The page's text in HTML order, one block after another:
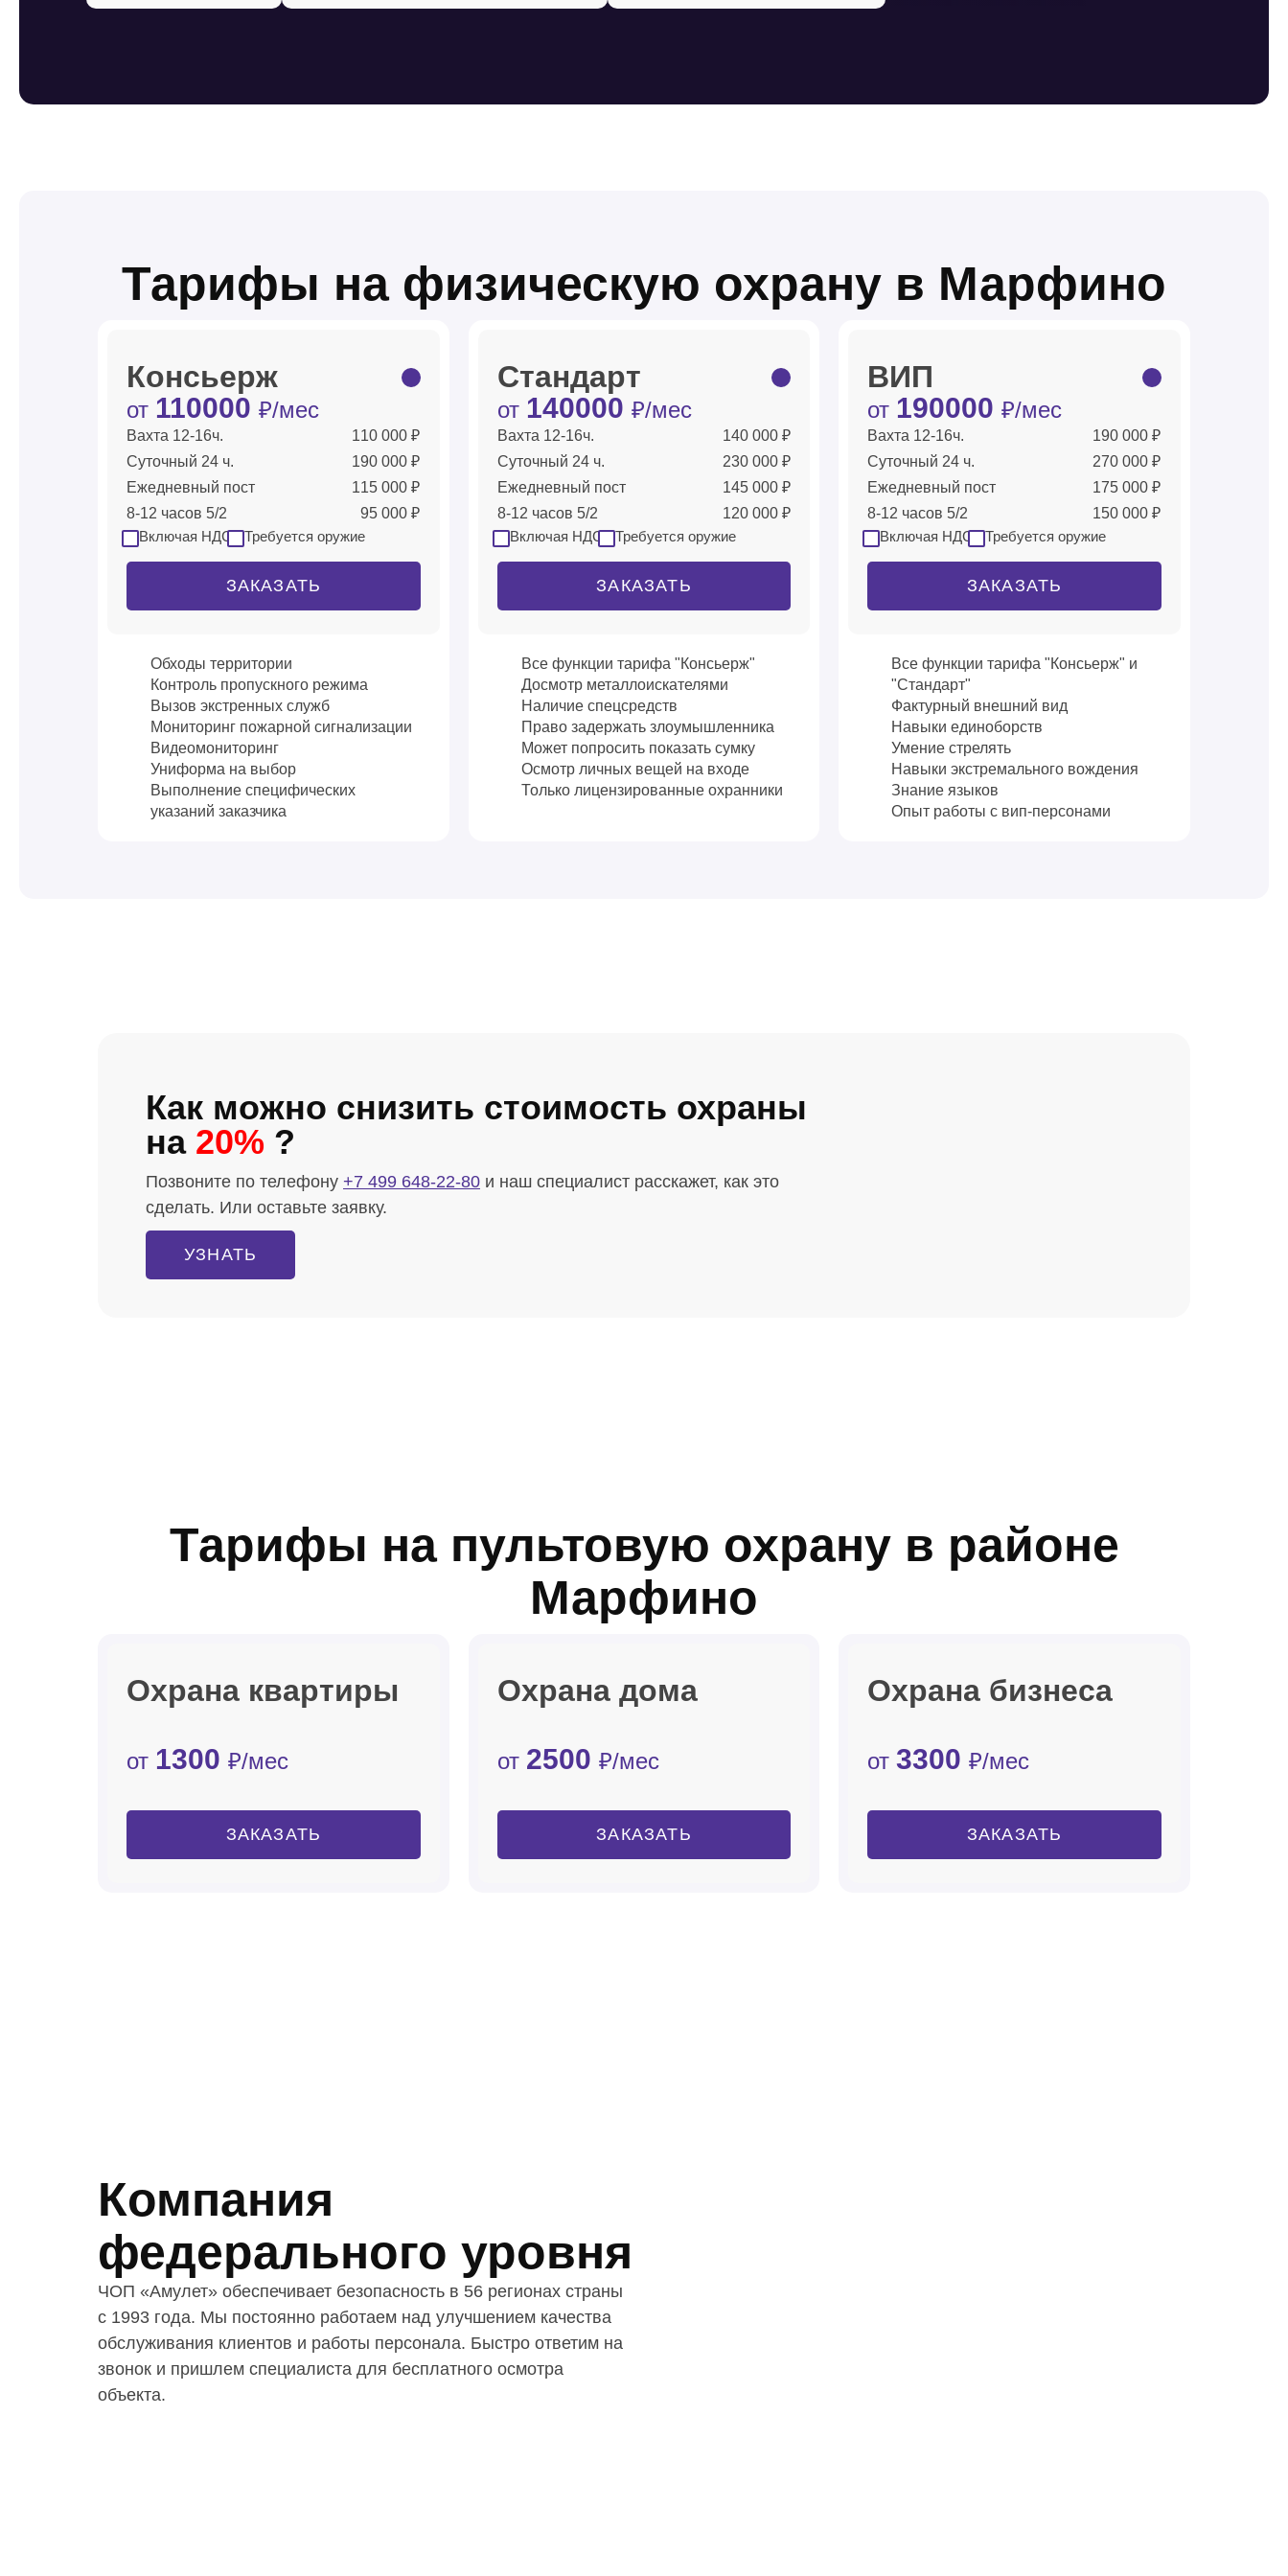
Тарифы на физическую охрану в Марфино
Консьерж
от 110000₽/мес
Вахта 12-16ч.
110 000 ₽
Суточный 24 ч.
190 000 ₽
Ежедневный пост
115 000 ₽
8-12 часов 5/2
95 000 ₽
Включая НДС
Требуется оружие
ЗАКАЗАТЬ
Обходы территории
Контроль пропускного режима
Вызов экстренных служб
Мониторинг пожарной сигнализации
Видеомониторинг
Униформа на выбор
Выполнение специфических
указаний заказчика
Стандарт
от 140000 ₽/мес
Вахта 12-16ч.
140 000 ₽
Суточный 24 ч.
230 000 ₽
Ежедневный пост
145 000 ₽
8-12 часов 5/2
120 000 ₽
Включая НДС
Требуется оружие
ЗАКАЗАТЬ
Все функции тарифа "Консьерж"
Досмотр металлоискателями
Наличие спецсредств
Право задержать злоумышленника
Может попросить показать сумку
Осмотр личных вещей на входе
Только лицензированные охранники
ВИП
от 190000₽/мес
Вахта 12-16ч.
190 000 ₽
Суточный 24 ч.
270 000 ₽
Ежедневный пост
175 000 ₽
8-12 часов 5/2
150 000 ₽
Включая НДС
Требуется оружие
ЗАКАЗАТЬ
Все функции тарифа "Консьерж" и
"Стандарт"
Фактурный внешний вид
Навыки единоборств
Умение стрелять
Навыки экстремального вождения
Знание языков
Опыт работы с вип-персонами
Как можно снизить стоимость охраны
на 20% ?
Позвоните по телефону +7 499 648-22-80 и наш специалист расскажет, как это
сделать. Или оставьте заявку.
УЗНАТЬ
Тарифы на пультовую охрану в районе
Марфино
Охрана квартиры
от 1300₽/мес
ЗАКАЗАТЬ
Охрана дома
от 2500 ₽/мес
ЗАКАЗАТЬ
Охрана бизнеса
от3300₽/мес
ЗАКАЗАТЬ
Компания
федерального уровня
ЧОП «Амулет» обеспечивает безопасность в 56 регионах страны
с 1993 года. Мы постоянно работаем над улучшением качества
обслуживания клиентов и работы персонала. Быстро ответим на
звонок и пришлем специалиста для бесплатного осмотра
объекта.